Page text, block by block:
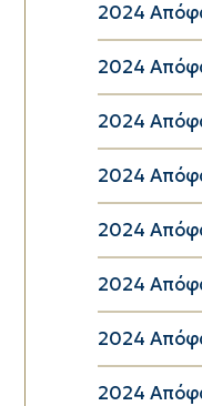
2024
2024
2024
2024
2024
2024
2024
2024